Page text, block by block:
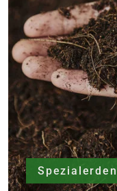
Spezialerden